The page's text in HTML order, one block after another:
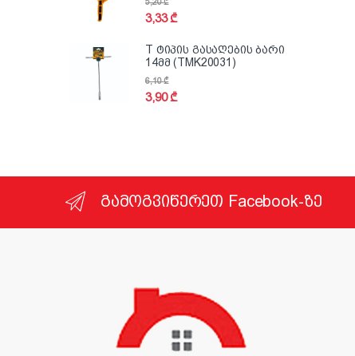
3,33₾
5,20₾
T ტიპის გასაღების ბარი
14მმ (TMK20031)
3,90₾
6,10₾
გამოგვიწერეთ Facebook-ზე